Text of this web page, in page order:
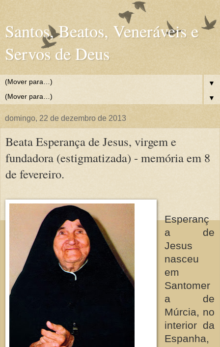
Santos, Beatos, Veneráveis e
Servos de Deus
▼
▼
domingo, 22 de dezembro de 2013
Beata Esperança de Jesus, virgem e
fundadora (estigmatizada) - memória em 8
de fevereiro.
Esperanç
a de
Jesus
nasceu
em
Santomer
a de
Múrcia, no
interior da
Espanha,